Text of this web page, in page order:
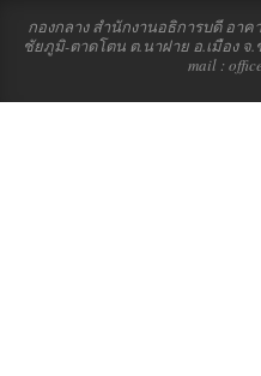
ราชภัฏ
ชัยภูมิ
12
กองกลาง สำนักงานอธิการบดี อา
ชัยภูมิ-ตาดโตน ต.นาฝาย อ.เมือง จ
mail :